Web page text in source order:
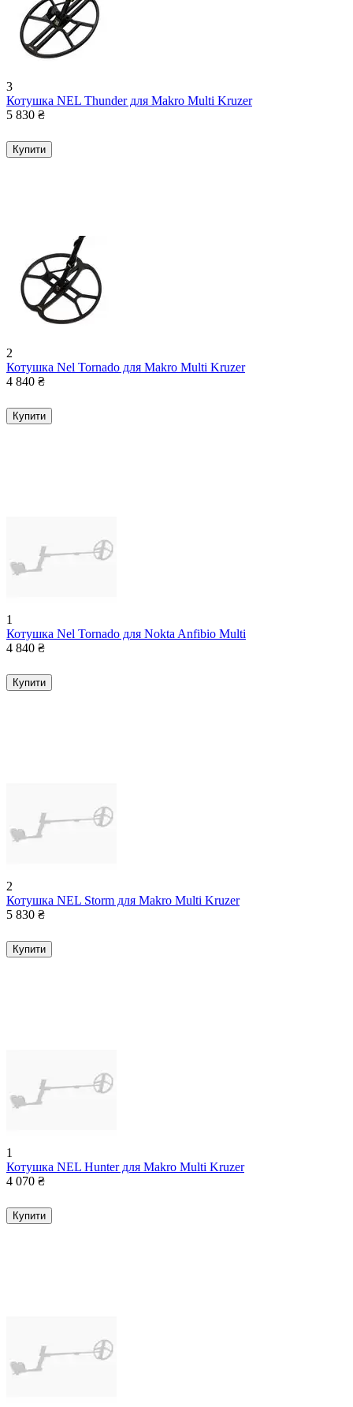
3
Котушка NEL Thunder для Makro Multi Kruzer
5 830 ₴
Купити
2
Котушка Nel Tornado для Makro Multi Kruzer
4 840 ₴
Купити
1
Котушка Nel Tornado для Nokta Anfibio Multi
4 840 ₴
Купити
2
Котушка NEL Storm для Makro Multi Kruzer
5 830 ₴
Купити
1
Котушка NEL Hunter для Makro Multi Kruzer
4 070 ₴
Купити